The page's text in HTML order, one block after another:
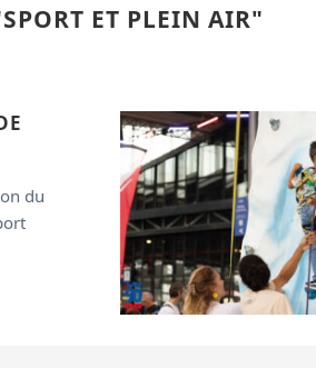
ET PLEIN AIR"
du